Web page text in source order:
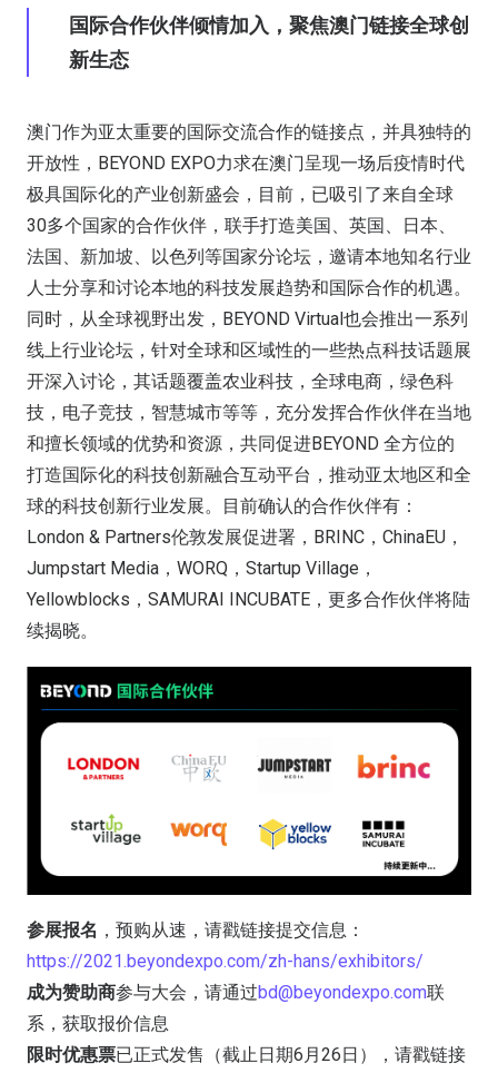
国际合作伙伴倾情加入，聚焦澳门链接全球创
新生态
澳门作为亚太重要的国际交流合作的链接点，并具独特的
开放性，BEYOND EXPO力求在澳门呈现一场后疫情时代
极具国际化的产业创新盛会，目前，已吸引了来自全球
30多个国家的合作伙伴，联手打造美国、英国、日本、
法国、新加坡、以色列等国家分论坛，邀请本地知名行业
人士分享和讨论本地的科技发展趋势和国际合作的机遇。
同时，从全球视野出发，BEYOND Virtual也会推出一系列
线上行业论坛，针对全球和区域性的一些热点科技话题展
开深入讨论，其话题覆盖农业科技，全球电商，绿色科
技，电子竞技，智慧城市等等，充分发挥合作伙伴在当地
和擅长领域的优势和资源，共同促进BEYOND 全方位的
打造国际化的科技创新融合互动平台，推动亚太地区和全
球的科技创新行业发展。目前确认的合作伙伴有：
London & Partners伦敦发展促进署，BRINC，ChinaEU，
Jumpstart Media，WORQ，Startup Village，
Yellowblocks，SAMURAI INCUBATE，更多合作伙伴将陆
续揭晓。
参展报名 ，预购从速，请戳链接提交信息：
https://2021.beyondexpo.com/zh-hans/exhibitors/
成为赞助商参与大会，请通过bd@beyondexpo.com联
系，获取报价信息
限时优惠票已正式发售（截止日期6月26日），请戳链接